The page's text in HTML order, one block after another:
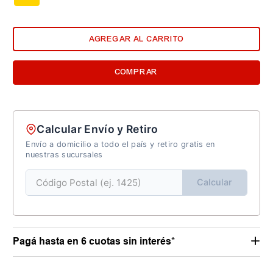
AGREGAR AL CARRITO
COMPRAR
Calcular Envío y Retiro
Envío a domicilio a todo el país y retiro gratis en
nuestras sucursales
Calcular
Pagá hasta en 6 cuotas sin interés*